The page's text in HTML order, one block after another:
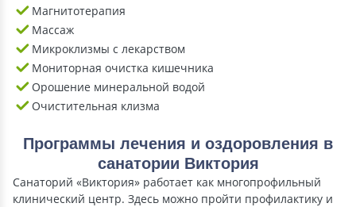
Магнитотерапия
Массаж
Микроклизмы с лекарством
Мониторная очистка кишечника
Орошение минеральной водой
Очистительная клизма
Программы лечения и оздоровления в
санатории Виктория
Санаторий «Виктория» работает как многопрофильный
клинический центр. Здесь можно пройти профилактику и